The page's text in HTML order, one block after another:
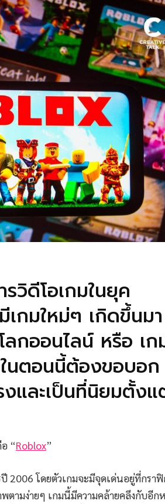
วิดีโอเกมในยุค
กมใหม่ๆ เกิดขึ้นมา
ลกออนไลน์ หรือ เ
นตอนนี้ต้องขอบอก
และเป็นที่นิยมตั้งแ
“Roblox”
2006 โดยตัวเกมจะมีจุดเด่นอยู่ที่กรา
ตามง่ายๆ เกมนี้มีความคล้ายคลึงกับอีก